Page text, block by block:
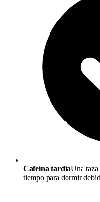
Cafeína tardíaUna taza
tiempo para dormir